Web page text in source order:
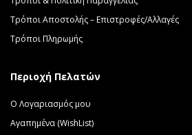
Τρόποι Αποστολής – Επιστροφές/Αλλαγές
Τρόποι Πληρωμής
Περιοχή Πελατών
Ο Λογαριασμός μου
Αγαπημένα (WishList)